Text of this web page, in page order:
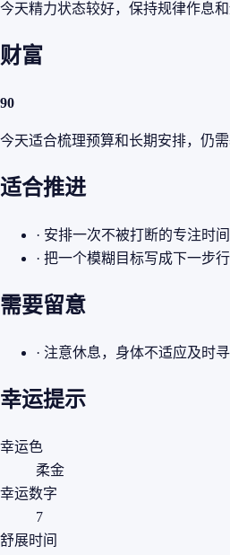
今天精力状态较好，保持规律作息和
财富
90
今天适合梳理预算和长期安排，仍需
适合推进
· 安排一次不被打断的专注时间
· 把一个模糊目标写成下一步
需要留意
· 注意休息，身体不适应及时
幸运提示
幸运色
柔金
幸运数字
7
舒展时间